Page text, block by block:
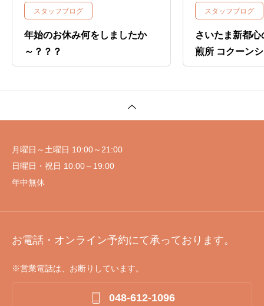
スタッフブログ
年始のお休み何をしましたか
～？？？
スタッフブログ
さいたま新都
煎所 コクーン
月曜日～土曜日 10:00～21:00
日曜日・祝日 10:00～19:00
年中無休
お電話・オンライン予約にて承っております。
※営業電話は、お断りしています。
 048-612-1096